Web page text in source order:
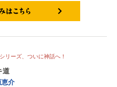
リーズ、ついに神話へ！
道
介